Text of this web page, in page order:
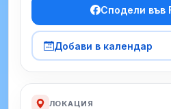
Сподели във
Добави в календар
ЛОКАЦИЯ